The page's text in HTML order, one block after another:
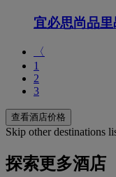
宜必思尚品
〈
1
2
3
查看酒店价格
Skip other destinations
探索更多酒店